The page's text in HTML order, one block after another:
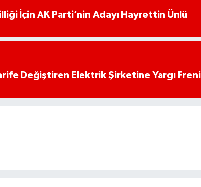
İçin AK Parti’nin Adayı Hayrettin Ünlü
Değiştiren Elektrik Şirketine Yargı Freni